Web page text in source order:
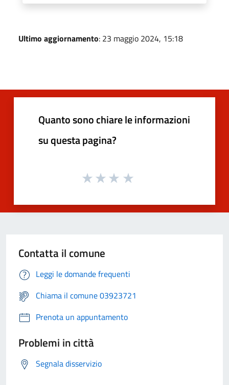
Ultimo aggiornamento: 23 maggio 2024, 15:18
Quanto sono chiare le informazioni
su questa pagina?
Contatta il comune
Leggi le domande frequenti
Chiama il comune 03923721
Prenota un appuntamento
Problemi in città
Segnala disservizio